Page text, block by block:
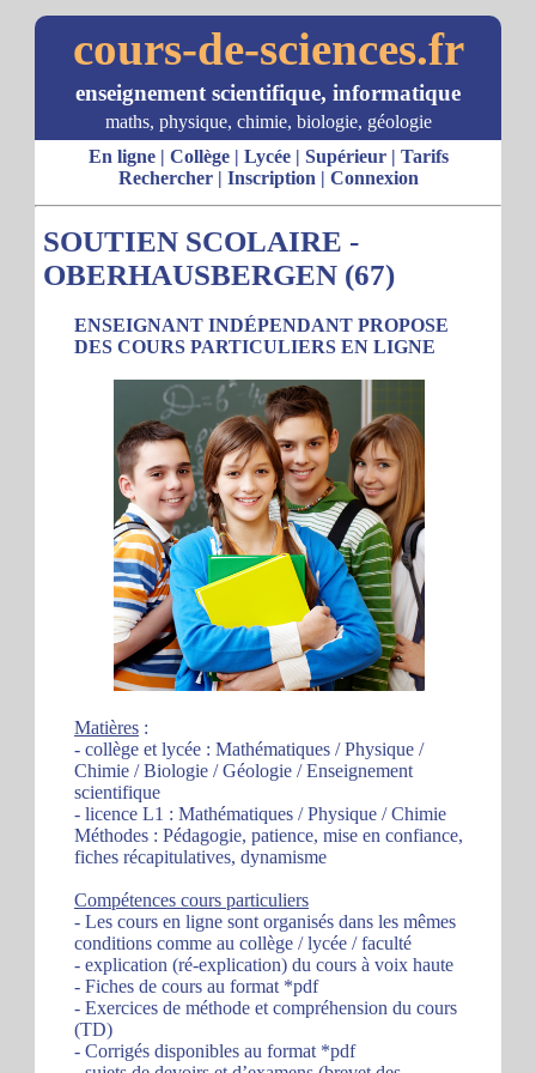
cours-de-sciences.fr
enseignement scientifique, informatique
maths, physique, chimie, biologie, géologie
En ligne| Collège| Lycée| Supérieur| Tarifs
Rechercher| Inscription | Connexion
SOUTIEN SCOLAIRE -
OBERHAUSBERGEN (67)
ENSEIGNANT INDÉPENDANT PROPOSE
DES COURS PARTICULIERS EN LIGNE
Matières :
- collège et lycée : Mathématiques / Physique /
Chimie / Biologie / Géologie / Enseignement
scientifique
- licence L1 : Mathématiques / Physique / Chimie
Méthodes : Pédagogie, patience, mise en confiance,
fiches récapitulatives, dynamisme
Compétences cours particuliers
- Les cours en ligne sont organisés dans les mêmes
conditions comme au collège / lycée / faculté
- explication (ré-explication) du cours à voix haute
- Fiches de cours au format *pdf
- Exercices de méthode et compréhension du cours
(TD)
- Corrigés disponibles au format *pdf